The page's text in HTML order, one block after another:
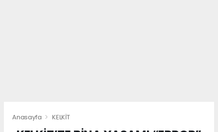
Anasayfa KELKİT